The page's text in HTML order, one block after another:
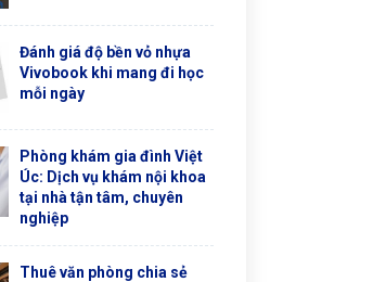
Đánh giá độ bền vỏ nhựa
Vivobook khi mang đi học
mỗi ngày
Phòng khám gia đình Việt
Úc: Dịch vụ khám nội khoa
tại nhà tận tâm, chuyên
nghiệp
Thuê văn phòng chia sẻ